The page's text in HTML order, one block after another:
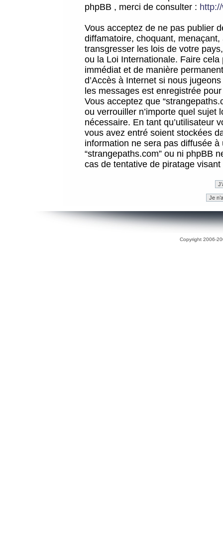
phpBB , merci de consulter :
Vous acceptez de ne pas publier
diffamatoire, choquant,
transgresser les lois de votre
ou la Loi Internationale. Faire
immédiat et de manière
d’Accès à Internet si nous
les messages est enregistrée
Vous acceptez que
ou verrouiller n’importe quel sujet
nécessaire. En tant qu’utilisateur
vous avez entré soient stockées
information ne sera pas diffusée
“strangepaths.com” ou ni phpBB
cas de tentative de piratage
Copyright 2006-